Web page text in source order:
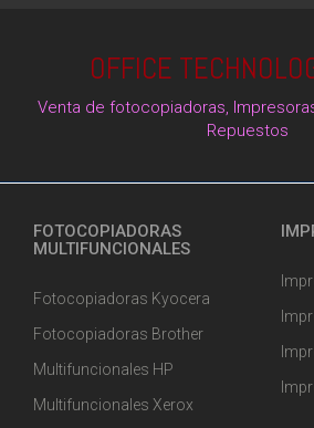
OFFICE
Venta de fotocopiadoras,
Repuestos
FOTOCOPIADORAS
MULTIFUNCIONALES
Fotocopiadoras Kyocera
Fotocopiadoras Brother
Multifuncionales HP
Multifuncionales Xerox